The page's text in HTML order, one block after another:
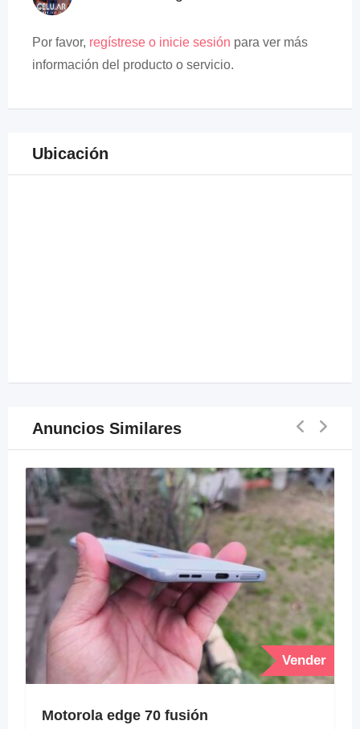
Por favor, regístrese o inicie sesión para ver más
información del producto o servicio.
Ubicación
Anuncios Similares
Vender
Motorola edge 70 fusión